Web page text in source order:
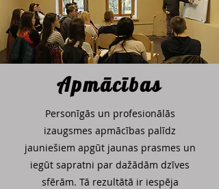
Apmācības
Personīgās un profesionālās
izaugsmes apmācības palīdz
jauniešiem apgūt jaunas prasmes un
iegūt sapratni par dažādām dzīves
sfērām. Tā rezultātā ir iespēja